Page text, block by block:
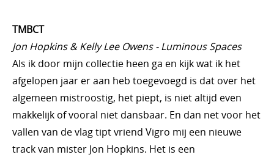
TMBCT
Jon Hopkins & Kelly Lee Owens - Luminous Spaces
Als ik door mijn collectie heen ga en kijk wat ik het
afgelopen jaar er aan heb toegevoegd is dat over het
algemeen mistroostig, het piept, is niet altijd even
makkelijk of vooral niet dansbaar. En dan net voor het
vallen van de vlag tipt vriend Vigro mij een nieuwe
track van mister Jon Hopkins. Het is een